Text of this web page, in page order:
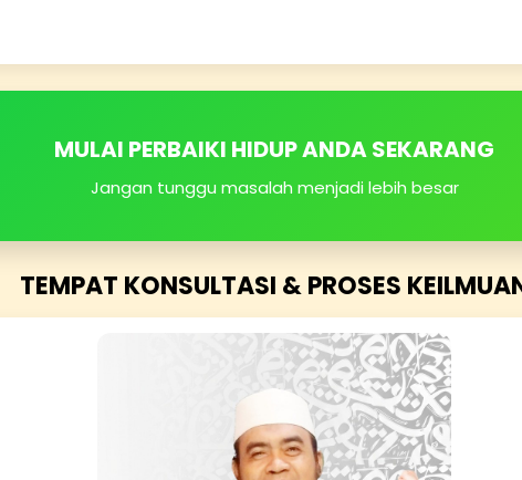
MULAI PERBAIKI HIDUP ANDA SEKARANG
Jangan tunggu masalah menjadi lebih besar
TEMPAT KONSULTASI & PROSES